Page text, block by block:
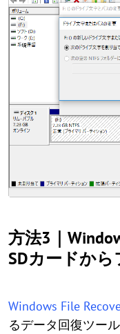
方法3｜
SDカードか
Windows File
るデータ回復ツー